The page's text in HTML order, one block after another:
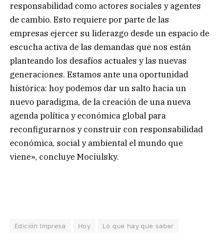
responsabilidad como actores sociales y agentes
de cambio. Esto requiere por parte de las
empresas ejercer su liderazgo desde un espacio de
escucha activa de las demandas que nos están
planteando los desafíos actuales y las nuevas
generaciones. Estamos ante una oportunidad
histórica: hoy podemos dar un salto hacia un
nuevo paradigma, de la creación de una nueva
agenda política y económica global para
reconfigurarnos y construir con responsabilidad
económica, social y ambiental el mundo que
viene», concluye Mociulsky.
Edición Impresa Hoy Lo que hay que saber